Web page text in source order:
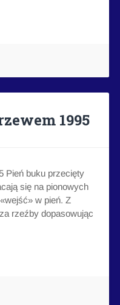
1995
Pień buku przecięty
się na pionowych
w pień. Z
rzeźby dopasowując